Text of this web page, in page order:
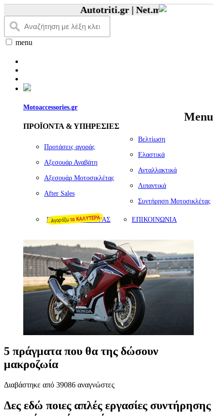
Autotriti.gr |Net.mototriti.gr |
menu
Menu
Motoaccessories.gr
ΠΡΟΪΟΝΤΑ & ΥΠΗΡΕΣΙΕΣ
Προτάσεις αγοράς
Αξεσουάρ Αναβάτη
Αξεσουάρ Μοτοσικλέτας
Αfter Sales
Βελτίωση
Ελαστικά
Ανταλλακτικά
Λιπαντικά
Συντήρηση Μοτοσικλέτας
ΠΡΟΤΑΣΕΙΣ ΑΓΟΡΑΣ ΕΠΙΚΟΙΝΩΝΙΑ
5 πράγματα που θα της δώσουν
μακροζωία
Διαβάστηκε από 39086 αναγνώστες
Δες εδώ ποιες απλές εργασίες συντήρησης